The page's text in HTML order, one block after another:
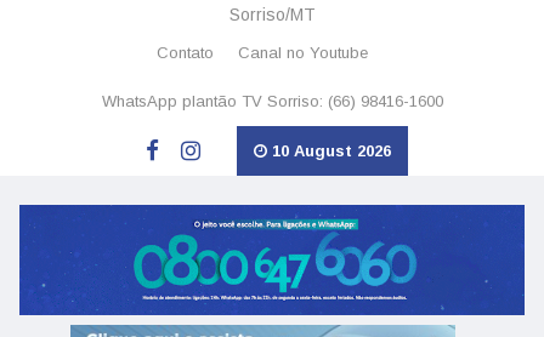
Sorriso/MT
Contato Canal no Youtube
WhatsApp plantão TV Sorriso: (66) 98416-1600
10 August 2026